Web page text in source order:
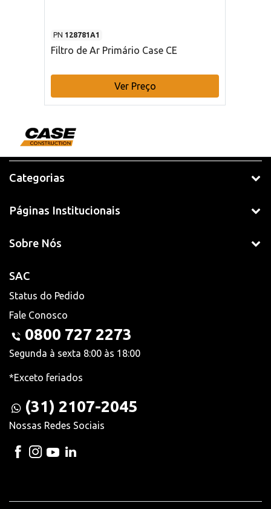
PN 128781A1
Filtro de Ar Primário Case CE
Ver Preço
Categorias
Páginas Institucionais
Sobre Nós
SAC
Status do Pedido
Fale Conosco
0800 727 2273
Segunda à sexta 8:00 às 18:00
*Exceto feriados
(31) 2107-2045
Nossas Redes Sociais